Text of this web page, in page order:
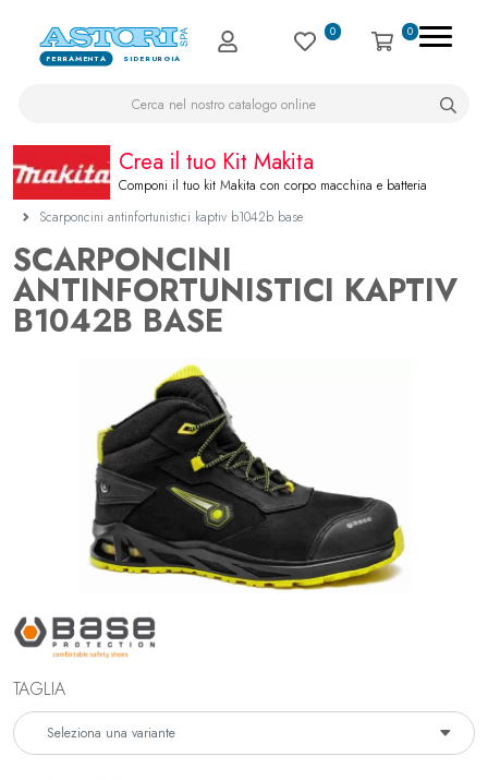
FERRAMENTA SIDERURGIA
0 0
Crea il tuo Kit Makita
Componi il tuo kit Makita con corpo macchina e batteria
Scarponcini antinfortunistici kaptiv b1042b base
SCARPONCINI
ANTINFORTUNISTICI KAPTIV
B1042B BASE
TAGLIA